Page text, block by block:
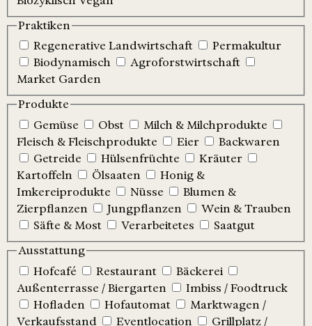
Praktiken
Regenerative Landwirtschaft
Permakultur
Biodynamisch
Agroforstwirtschaft
Market Garden
Produkte
Gemüse
Obst
Milch & Milchprodukte
Fleisch & Fleischprodukte
Eier
Backwaren
Getreide
Hülsenfrüchte
Kräuter
Kartoffeln
Ölsaaten
Honig &
Imkereiprodukte
Nüsse
Blumen &
Zierpflanzen
Jungpflanzen
Wein & Trauben
Säfte & Most
Verarbeitetes
Saatgut
Ausstattung
Hofcafé
Restaurant
Bäckerei
Außenterrasse / Biergarten
Imbiss / Foodtruck
Hofladen
Hofautomat
Marktwagen /
Verkaufsstand
Eventlocation
Grillplatz /